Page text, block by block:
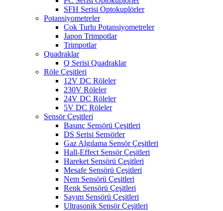
SFH Serisi Optokuplörler
Potansiyometreler
Çok Turlu Potansiyometreler
Japon Trimpotlar
Trimpotlar
Quadraklar
Q Serisi Quadraklar
Röle Çeşitleri
12V DC Röleler
230V Röleler
24V DC Röleler
5V DC Röleler
Sensör Çeşitleri
Basınç Sensörü Çeşitleri
DS Serisi Sensörler
Gaz Algılama Sensör Çeşitleri
Hall-Effect Sensör Çeşitleri
Hareket Sensörü Çeşitleri
Mesafe Sensörü Çeşitleri
Nem Sensörü Çeşitleri
Renk Sensörü Çeşitleri
Sayım Sensörü Çeşitleri
Ultrasonik Sensör Çeşitleri